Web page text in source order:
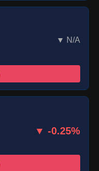
▼ N/A
▼ -0.25%